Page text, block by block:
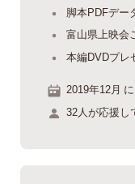
脚本PDFデー
富山県上映会
本編DVDプレ
2019年12月
32人が応援し